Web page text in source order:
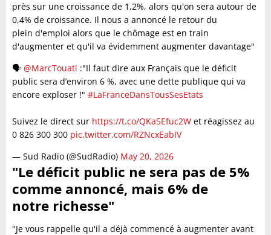
près sur une croissance de 1,2%, alors qu'on sera autour de
0,4% de croissance. Il nous a annoncé le retour du
plein d'emploi alors que le chômage est en train
d'augmenter et qu'il va évidemment augmenter davantage"
🗣️ @MarcTouati :"Il faut dire aux Français que le déficit
public sera d’environ 6 %, avec une dette publique qui va
encore exploser !" #LaFranceDansTousSesEtats
Suivez le direct sur https://t.co/QKa5Efuc2W et réagissez au
0 826 300 300 pic.twitter.com/RZNcxEabIV
— Sud Radio (@SudRadio) May 20, 2026
"Le déficit public ne sera pas de 5%
comme annoncé, mais 6% de
notre richesse"
"Je vous rappelle qu'il a déjà commencé à augmenter avant